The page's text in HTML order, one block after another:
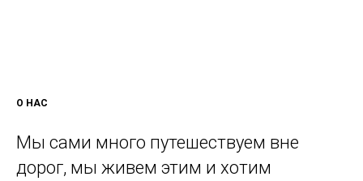
О НАС
Мы сами много путешествуем вне
дорог, мы живем этим и хотим